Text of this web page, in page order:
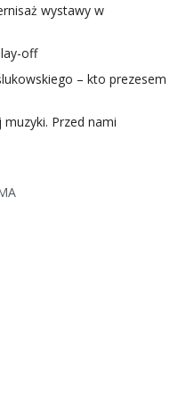
wystawy w
off
– kto prezesem
Przed nami